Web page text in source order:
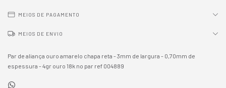
MEIOS DE PAGAMENTO
MEIOS DE ENVIO
Par de aliança ouro amarelo chapa reta - 3mm de largura - 0,70mm de
espessura - 4gr ouro 18k no par ref 004889